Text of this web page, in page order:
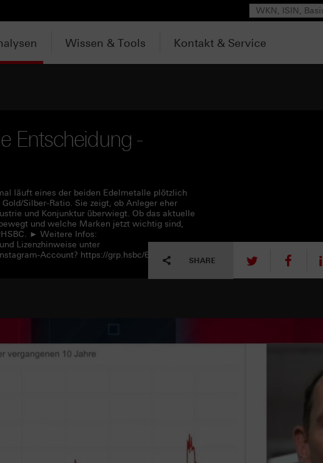
Suche
Wissen & Tools Kontakt & Service
Entscheidung -
läuft eines der beiden Edelmetalle plötzlich
Silber-Ratio. Sie zeigt, ob Anleger eher
und Konjunktur überwiegt. Ob das aktuelle
und welche Marken jetzt wichtig sind,
► Weitere Infos:
Lizenzhinweise unter
Account? https://grp.hsbc/6050q4HQC
SHARE tweet